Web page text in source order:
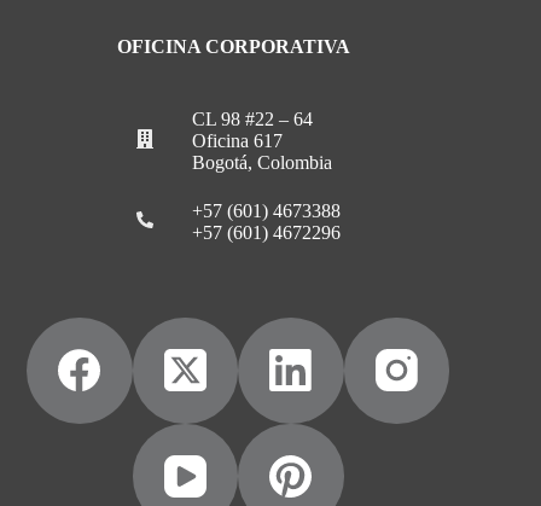
OFICINA CORPORATIVA
CL 98 #22 – 64
Oficina 617
Bogotá, Colombia
+57 (601) 4673388
+57 (601) 4672296